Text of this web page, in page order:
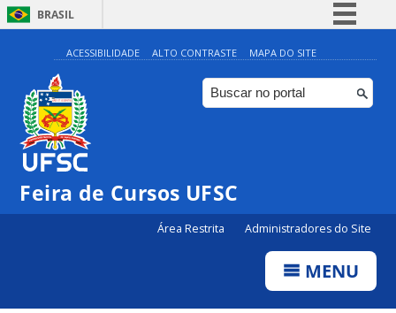
BRASIL
Simplifique!
Comunica BR
Participe
ACESSIBILIDADE ALTO CONTRASTE MAPA DO SITE
Feira de Cursos UFSC
Área Restrita Administradores do Site
MENU